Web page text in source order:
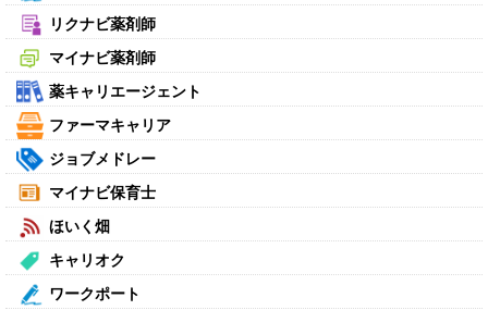
リクナビ薬剤師
マイナビ薬剤師
薬キャリエージェント
ファーマキャリア
ジョブメドレー
マイナビ保育士
ほいく畑
キャリオク
ワークポート